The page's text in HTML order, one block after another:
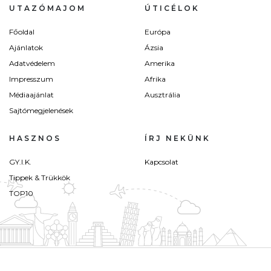
UTAZÓMAJOM
Főoldal
Ajánlatok
Adatvédelem
Impresszum
Médiaajánlat
Sajtómegjelenések
ÚTICÉLOK
Európa
Ázsia
Amerika
Afrika
Ausztrália
HASZNOS
GY.I.K.
Tippek & Trükkök
TOP10
ÍRJ NEKÜNK
Kapcsolat